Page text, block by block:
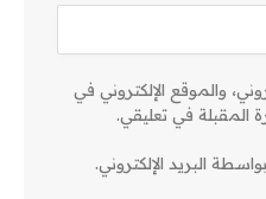
والموقع الإلكتروني في
المقبلة في تعليقي.
البريد الإلكتروني.